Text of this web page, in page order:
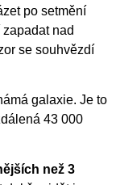
po setmění
nad
se souhvězdí
galaxie. Je to
43 000
než 3